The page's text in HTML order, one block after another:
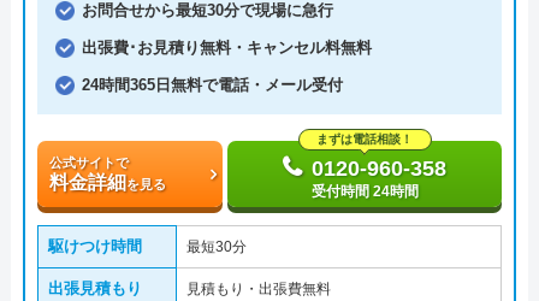
お問合せから最短30分で現場に急行
出張費･お見積り無料・キャンセル料無料
24時間365日無料で電話・メール受付
公式サイトで
料金詳細を見る
まずは電話相談！
0120-960-358
受付時間 24時間
駆けつけ時間 最短30分
出張見積もり 見積もり・出張費無料